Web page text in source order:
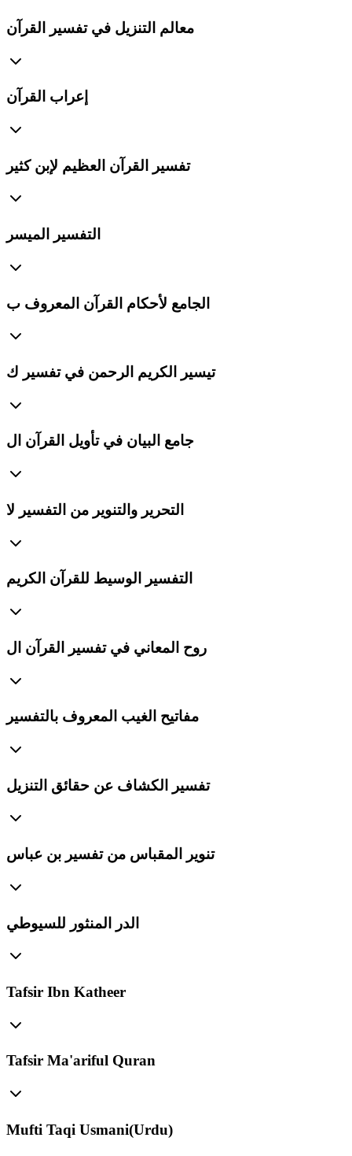
معالم التنزيل في تفسير القرآن
إعراب القرآن
تفسير القرآن العظيم لإبن كثير
التفسير الميسر
الجامع لأحكام القرآن المعروف ب
تيسير الكريم الرحمن في تفسير ك
جامع البيان في تأويل القرآن ال
التحرير والتنوير من التفسير لا
التفسير الوسيط للقرآن الكريم
روح المعاني في تفسير القرآن ال
مفاتيح الغيب المعروف بالتفسير
تفسير الكشاف عن حقائق التنزيل
تنوير المقباس من تفسير بن عباس
الدر المنثور للسيوطي
Tafsir Ibn Katheer
Tafsir Ma'ariful Quran
Mufti Taqi Usmani(Urdu)